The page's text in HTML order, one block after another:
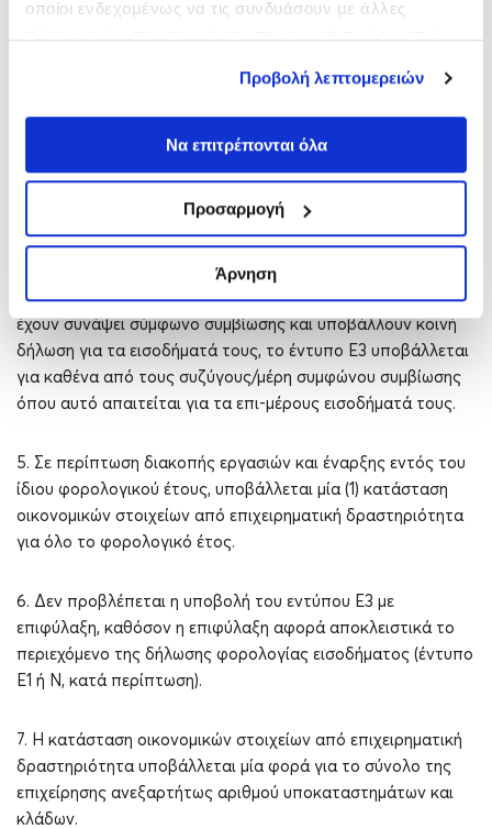
οποίοι ενδεχομένως να τις συνδυάσουν με άλλες
Προβολή λεπτομερειών
Να επιτρέπονται όλα
Προσαρμογή
Άρνηση
του σχετικού Υποπίνακα.
Η ορθή και ακριβής συμπλήρωση του Εντύπου Ε3 συ-νιστά
σκοπό τη διευκόλυνση του φορολογουμένου και δεν είναι
δεσμευτική για αυτόν. Τα προσυμπληρωμένα ποσά στους
κωδικούς του εντύπου Ε3 δύνανται να τροποποιούνται από
τον φορολογούμενο.
4. Στις περιπτώσεις συζύγων και φυσικών προσώπων που
έχουν συνάψει σύμφωνο συμβίωσης και υποβάλλουν κοινή
δήλωση για τα εισοδήματά τους, το έντυπο Ε3 υποβάλλεται
για καθένα από τους συζύγους/μέρη συμφώνου συμβίωσης
όπου αυτό απαιτείται για τα επι-μέρους εισοδήματά τους.
5. Σε περίπτωση διακοπής εργασιών και έναρξης εντός του
ίδιου φορολογικού έτους, υποβάλλεται μία (1) κατάσταση
οικονομικών στοιχείων από επιχειρηματική δραστηριότητα
για όλο το φορολογικό έτος.
6. Δεν προβλέπεται η υποβολή του εντύπου Ε3 με
επιφύλαξη, καθόσον η επιφύλαξη αφορά αποκλειστικά το
περιεχόμενο της δήλωσης φορολογίας εισοδήματος (έντυπο
Ε1 ή N, κατά περίπτωση).
7. Η κατάσταση οικονομικών στοιχείων από επιχειρηματική
δραστηριότητα υποβάλλεται μία φορά για το σύνολο της
επιχείρησης ανεξαρτήτως αριθμού υποκαταστημάτων και
κλάδων.